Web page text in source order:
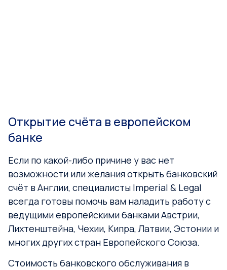
Открытие счёта в европейском
банке
Если по какой-либо причине у вас нет
возможности или желания открыть банковский
счёт в Англии, специалисты Imperial & Legal
всегда готовы помочь вам наладить работу с
ведущими европейскими банками Австрии,
Лихтенштейна, Чехии, Кипра, Латвии, Эстонии и
многих других стран Европейского Союза.
Стоимость банковского обслуживания в